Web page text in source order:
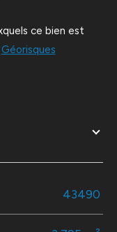
ce bien est
Géorisques
43490